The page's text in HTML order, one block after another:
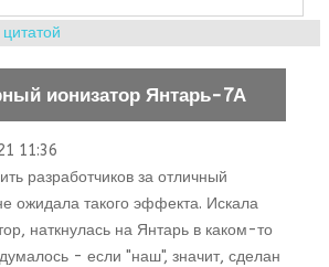
ионизатор Янтарь-7А
11:36
разработчиков за отличный
ожидала такого эффекта. Искала
наткнулась на Янтарь в каком-то
- если "наш", значит, сделан